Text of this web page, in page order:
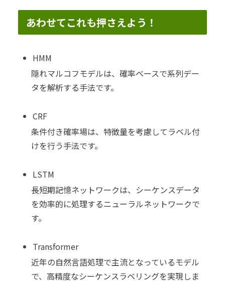
あわせてこれも押さえよう！
HMM
隠れマルコフモデルは、確率ベースで系列デー
タを解析する手法です。
CRF
条件付き確率場は、特徴量を考慮してラベル付
けを行う手法です。
LSTM
長短期記憶ネットワークは、シーケンスデータ
を効率的に処理するニューラルネットワークで
す。
Transformer
近年の自然言語処理で主流となっているモデル
で、高精度なシーケンスラベリングを実現しま